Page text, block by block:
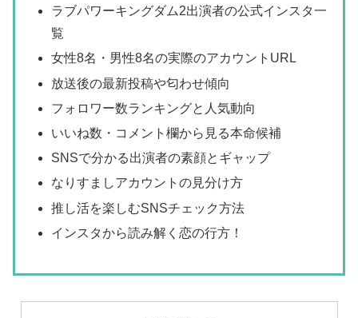
ラブパワーキングダム2出演者の公式インスタ一
覧
女性8名・男性8名の実際のアカウントURL
放送後の最新投稿や匂わせ傾向
フォロワー数ランキングと人気動向
いいね数・コメント欄から見る本命候補
SNSで分かる出演者の素顔とギャップ
なりすましアカウントの見分け方
推し活を楽しむSNSチェック方法
インスタから読み解く恋の行方！